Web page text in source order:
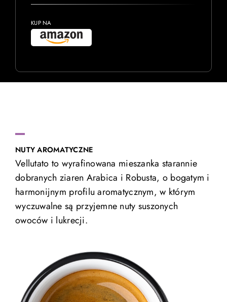
KUP NA
NUTY AROMATYCZNE
Vellutato to wyrafinowana mieszanka starannie
dobranych ziaren Arabica i Robusta, o bogatym i
harmonijnym profilu aromatycznym, w którym
wyczuwalne są przyjemne nuty suszonych
owoców i lukrecji.